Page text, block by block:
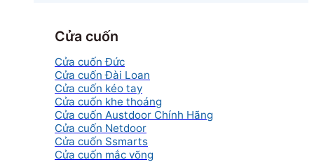
Cửa cuốn
Cửa cuốn Đức
Cửa cuốn Đài Loan
Cửa cuốn kéo tay
Cửa cuốn khe thoáng
Cửa cuốn Austdoor Chính Hãng
Cửa cuốn Netdoor
Cửa cuốn Ssmarts
Cửa cuốn mắc võng